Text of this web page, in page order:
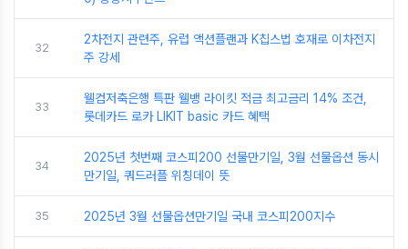
32
2차전지 관련주, 유럽 액션플랜과 K칩스법 호재로 이차전지
주 강세
33
웰컴저축은행 특판 웰뱅 라이킷 적금 최고금리 14% 조건,
롯데카드 로카 LIKIT basic 카드 혜택
34
2025년 첫번째 코스피200 선물만기일, 3월 선물옵션 동시
만기일, 쿼드러플 위칭데이 뜻
35 2025년 3월 선물옵션만기일 국내 코스피200지수